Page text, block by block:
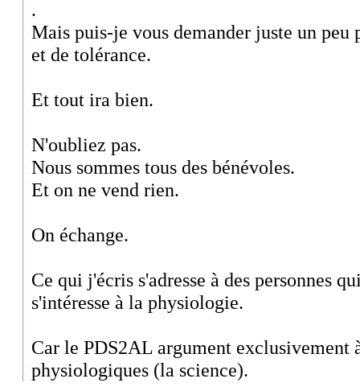
.
Mais puis-je vous demander juste un peu
et de tolérance.
Et tout ira bien.
N'oubliez pas.
Nous sommes tous des bénévoles.
Et on ne vend rien.
On échange.
Ce qui j'écris s'adresse à des personnes
s'intéresse à la physiologie.
Car le PDS2AL argument exclusivement
physiologiques (la science).